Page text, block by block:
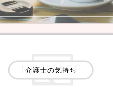
介護士の気持ち